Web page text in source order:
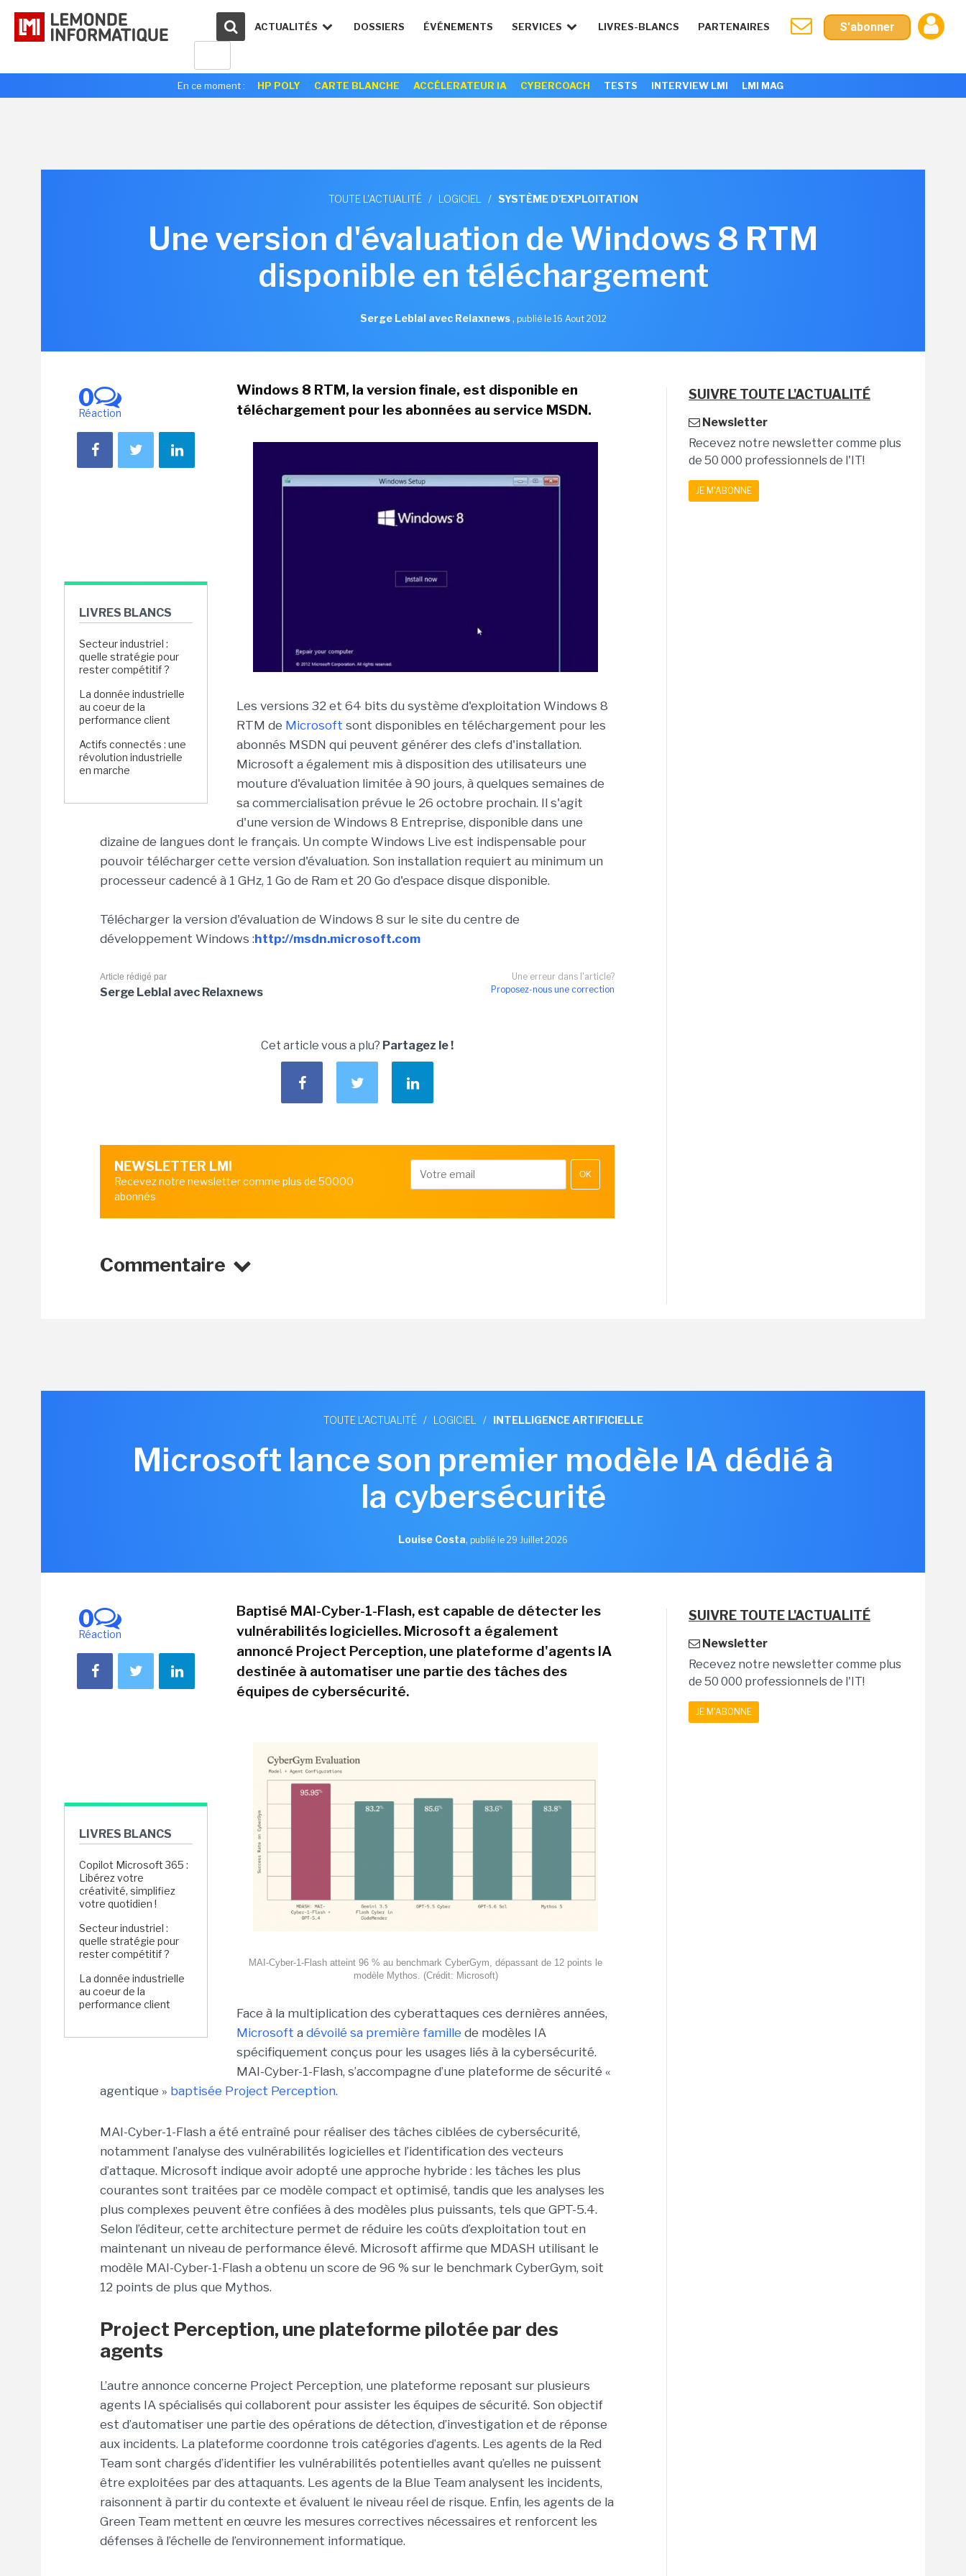
ACTUALITÉS DOSSIERS ÉVÉNEMENTS SERVICES LIVRES-BLANCS PARTENAIRES S'abonner
En ce moment : HP POLY CARTE BLANCHE ACCÉLERATEUR IA CYBERCOACH TESTS INTERVIEW LMI LMI MAG
TOUTE L'ACTUALITÉ / LOGICIEL / SYSTÈME D'EXPLOITATION
Une version d'évaluation de Windows 8 RTM
disponible en téléchargement
Serge Leblal avec Relaxnews, publié le 16 Aout 2012
0
Réaction
LIVRES BLANCS
Secteur industriel :
quelle stratégie pour
rester compétitif ?
La donnée industrielle
au coeur de la
performance client
Actifs connectés : une
révolution industrielle
en marche
Windows 8 RTM, la version finale, est disponible en
téléchargement pour les abonnées au service MSDN.
Les versions 32 et 64 bits du système d'exploitation Windows 8
RTM de Microsoft sont disponibles en téléchargement pour les
abonnés MSDN qui peuvent générer des clefs d'installation.
Microsoft a également mis à disposition des utilisateurs une
mouture d'évaluation limitée à 90 jours, à quelques semaines de
sa commercialisation prévue le 26 octobre prochain. Il s'agit
d'une version de Windows 8 Entreprise, disponible dans une
dizaine de langues dont le français. Un compte Windows Live est indispensable pour
pouvoir télécharger cette version d'évaluation. Son installation requiert au minimum un
processeur cadencé à 1 GHz, 1 Go de Ram et 20 Go d'espace disque disponible.
Télécharger la version d'évaluation de Windows 8 sur le site du centre de
développement Windows :http://msdn.microsoft.com
Une erreur dans l'article?
Proposez-nous une correction
Article rédigé par
Serge Leblal avec Relaxnews
Cet article vous a plu? Partagez le !
NEWSLETTER LMI
Recevez notre newsletter comme plus de 50000
abonnés
OK
Commentaire
SUIVRE TOUTE L'ACTUALITÉ
Newsletter
Recevez notre newsletter comme plus
de 50 000 professionnels de l'IT!
JE M'ABONNE
TOUTE L'ACTUALITÉ / LOGICIEL / INTELLIGENCE ARTIFICIELLE
Microsoft lance son premier modèle IA dédié à
la cybersécurité
Louise Costa, publié le 29 Juillet 2026
0
Réaction
LIVRES BLANCS
Copilot Microsoft 365 :
Libérez votre
créativité, simplifiez
votre quotidien !
Secteur industriel :
quelle stratégie pour
rester compétitif ?
La donnée industrielle
au coeur de la
performance client
Baptisé MAI-Cyber-1-Flash, est capable de détecter les
vulnérabilités logicielles. Microsoft a également
annoncé Project Perception, une plateforme d'agents IA
destinée à automatiser une partie des tâches des
équipes de cybersécurité.
MAI-Cyber-1-Flash atteint 96 % au benchmark CyberGym, dépassant de 12 points le
modèle Mythos. (Crédit: Microsoft)
Face à la multiplication des cyberattaques ces dernières années,
Microsoft a dévoilé sa première famille de modèles IA
spécifiquement conçus pour les usages liés à la cybersécurité.
MAI-Cyber-1-Flash, s’accompagne d’une plateforme de sécurité «
agentique » baptisée Project Perception.
MAI-Cyber-1-Flash a été entraîné pour réaliser des tâches ciblées de cybersécurité,
notamment l’analyse des vulnérabilités logicielles et l’identification des vecteurs
d’attaque. Microsoft indique avoir adopté une approche hybride : les tâches les plus
courantes sont traitées par ce modèle compact et optimisé, tandis que les analyses les
plus complexes peuvent être confiées à des modèles plus puissants, tels que GPT-5.4.
Selon l’éditeur, cette architecture permet de réduire les coûts d’exploitation tout en
maintenant un niveau de performance élevé. Microsoft affirme que MDASH utilisant le
modèle MAI-Cyber-1-Flash a obtenu un score de 96 % sur le benchmark CyberGym, soit
12 points de plus que Mythos.
Project Perception, une plateforme pilotée par des
agents
L’autre annonce concerne Project Perception, une plateforme reposant sur plusieurs
agents IA spécialisés qui collaborent pour assister les équipes de sécurité. Son objectif
est d’automatiser une partie des opérations de détection, d’investigation et de réponse
aux incidents. La plateforme coordonne trois catégories d’agents. Les agents de la Red
Team sont chargés d’identifier les vulnérabilités potentielles avant qu’elles ne puissent
être exploitées par des attaquants. Les agents de la Blue Team analysent les incidents,
raisonnent à partir du contexte et évaluent le niveau réel de risque. Enfin, les agents de la
Green Team mettent en œuvre les mesures correctives nécessaires et renforcent les
défenses à l’échelle de l’environnement informatique.
SUIVRE TOUTE L'ACTUALITÉ
Newsletter
Recevez notre newsletter comme plus
de 50 000 professionnels de l'IT!
JE M'ABONNE